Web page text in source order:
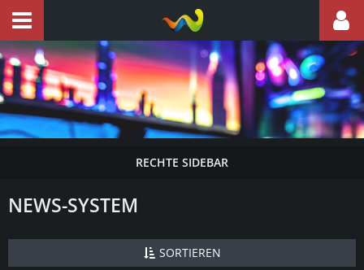
NEWS-SYSTEM
SORTIEREN